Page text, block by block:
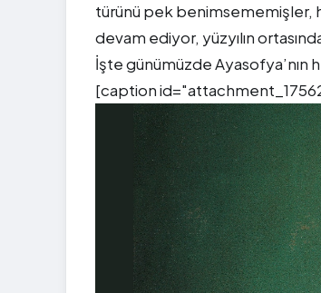
türünü pek benimsememişler,
devam ediyor, yüzyılın
İşte günümüzde Ayasofya’nın
[caption